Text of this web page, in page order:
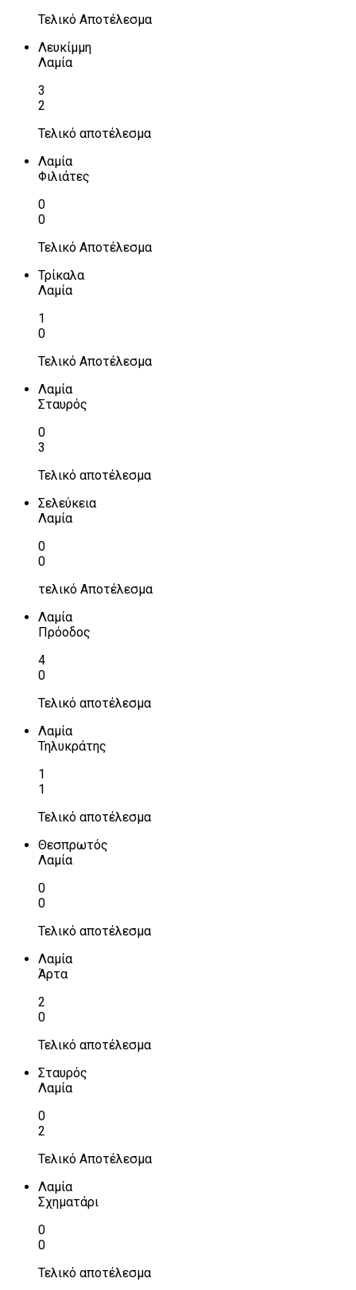
Τελικό Αποτέλεσμα
Λευκίμμη
Λαμία
3
2
Τελικό αποτέλεσμα
Λαμία
Φιλιάτες
0
0
Τελικό Αποτέλεσμα
Τρίκαλα
Λαμία
1
0
Τελικό Αποτέλεσμα
Λαμία
Σταυρός
0
3
Τελικό αποτέλεσμα
Σελεύκεια
Λαμία
0
0
τελικό Αποτέλεσμα
Λαμία
Πρόοδος
4
0
Τελικό αποτέλεσμα
Λαμία
Τηλυκράτης
1
1
Τελικό αποτέλεσμα
Θεσπρωτός
Λαμία
0
0
Τελικό αποτέλεσμα
Λαμία
Άρτα
2
0
Τελικό αποτέλεσμα
Σταυρός
Λαμία
0
2
Τελικό Αποτέλεσμα
Λαμία
Σχηματάρι
0
0
Τελικό αποτέλεσμα